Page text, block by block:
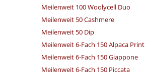
Meilenweit 100 Woolycell Duo
Meilenweit 50 Cashmere
Meilenweit 50 Dip
Meilenweit 6-Fach 150 Alpaca Print
Meilenweit 6-Fach 150 Giappone
Meilenweit 6-Fach 150 Piccata